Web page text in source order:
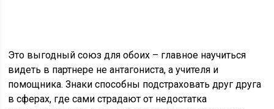
Это выгодный союз для обоих – главное научиться
видеть в партнере не антагониста, а учителя и
помощника. Знаки способны подстраховать друг друга
в сферах, где сами страдают от недостатка